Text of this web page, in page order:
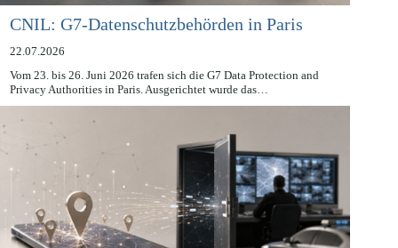
CNIL: G7-Datenschutzbehörden in Paris
22.07.2026
Vom 23. bis 26. Juni 2026 trafen sich die G7 Data Protection and
Privacy Authorities in Paris. Ausgerichtet wurde das…